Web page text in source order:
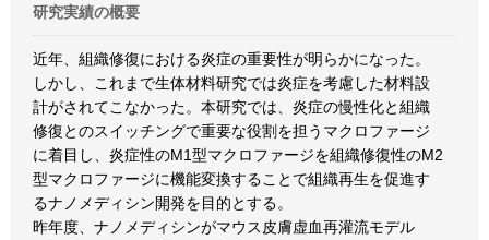
研究実績の概要
近年、組織修復における炎症の重要性が明らかになった。
しかし、これまで生体材料研究では炎症を考慮した材料設
計がされてこなかった。本研究では、炎症の慢性化と組織
修復とのスイッチングで重要な役割を担うマクロファージ
に着目し、炎症性のM1型マクロファージを組織修復性のM2
型マクロファージに機能変換することで組織再生を促進す
るナノメディシン開発を目的とする。
昨年度、ナノメディシンがマウス皮膚虚血再灌流モデル